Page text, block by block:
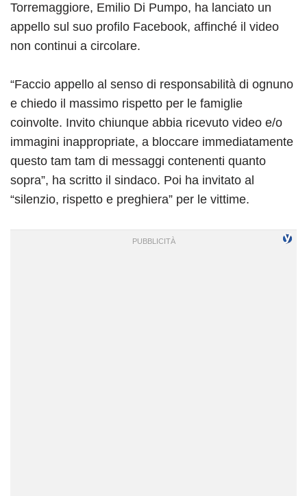
Torremaggiore, Emilio Di Pumpo, ha lanciato un
appello sul suo profilo Facebook, affinché il video
non continui a circolare.
“Faccio appello al senso di responsabilità di ognuno
e chiedo il massimo rispetto per le famiglie
coinvolte. Invito chiunque abbia ricevuto video e/o
immagini inappropriate, a bloccare immediatamente
questo tam tam di messaggi contenenti quanto
sopra”, ha scritto il sindaco. Poi ha invitato al
“silenzio, rispetto e preghiera” per le vittime.